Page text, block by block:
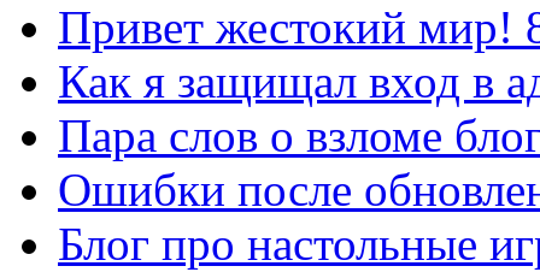
Привет жестокий мир!
Как я защищал вход в
Пара слов о взломе
Ошибки после
Блог про настольные